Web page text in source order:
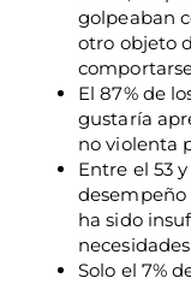
golpeaban
otro objeto
El 87% de
gustaría
no violenta
Entre el 53
desempeño
ha sido
Solo el 7%